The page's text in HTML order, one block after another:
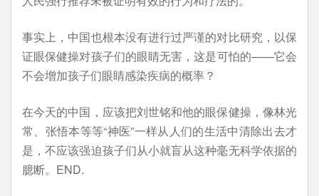
事实上，中国也根本没有进行过严谨的对比研究，以保
证眼保健操对孩子们的眼睛无害，这是可怕的——它会
不会增加孩子们眼睛感染疾病的概率？
在今天的中国，应该把刘世铭和他的眼保健操，像林光
常、张悟本等等“神医”一样从人们的生活中清除出去才
是，不应该强迫孩子们从小就盲从这种毫无科学依据的
臆断。END.